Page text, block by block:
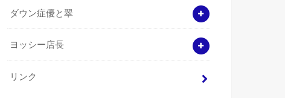
ダウン症優と翠
ヨッシー店長
リンク